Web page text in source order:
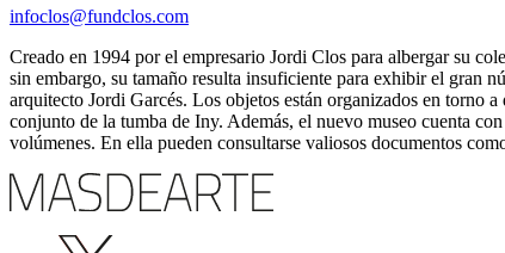
infoclos@fundclos.com
Creado en 1994 por el empresario Jordi Clos para albergar su
sin embargo, su tamaño resulta insuficiente para exhibir el gran
arquitecto Jordi Garcés. Los objetos están organizados en torno
conjunto de la tumba de Iny. Además, el nuevo museo cuenta
volúmenes. En ella pueden consultarse valiosos documentos